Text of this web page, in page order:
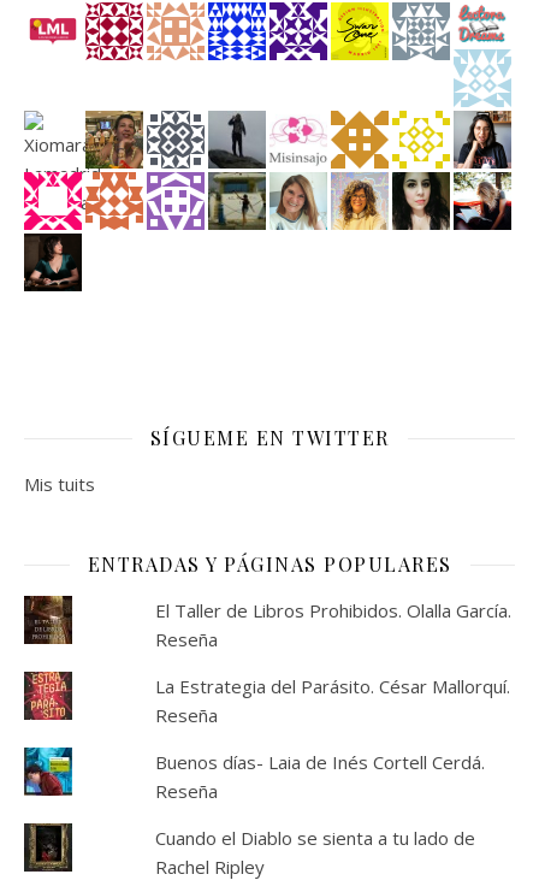
SÍGUEME EN TWITTER
Mis tuits
ENTRADAS Y PÁGINAS POPULARES
El Taller de Libros Prohibidos. Olalla García.
Reseña
La Estrategia del Parásito. César Mallorquí.
Reseña
Buenos días- Laia de Inés Cortell Cerdá.
Reseña
Cuando el Diablo se sienta a tu lado de
Rachel Ripley